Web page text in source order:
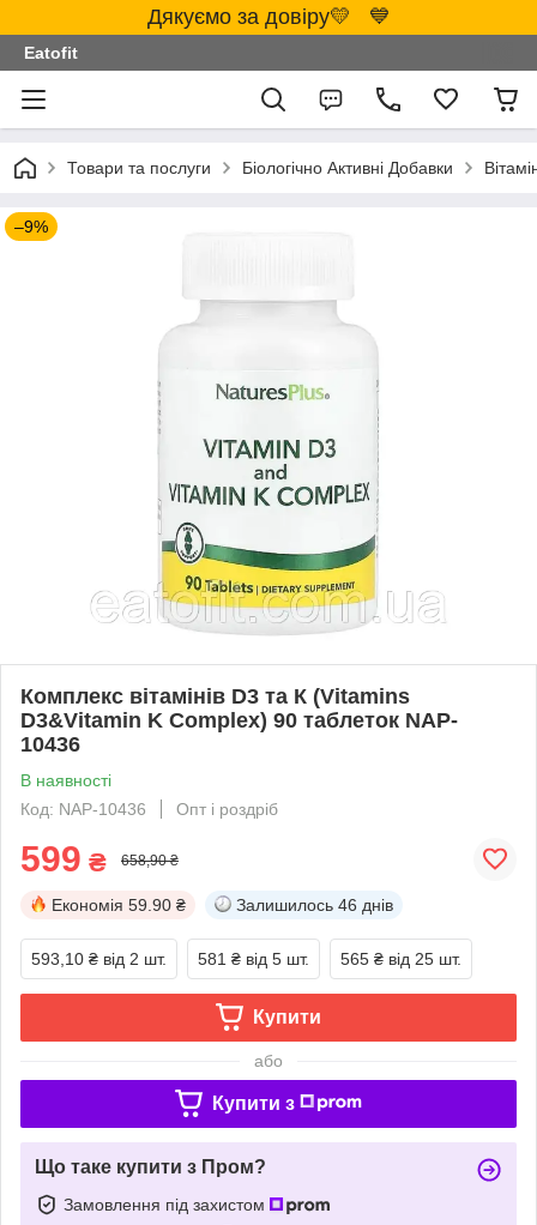
Дякуємо за довіру💛 💙
Eatofit
Товари та послуги Біологічно Активні Добавки
–9%
Комплекс вітамінів D3 та К (Vitamins
D3&Vitamin K Complex) 90 таблеток NAP-
10436
В наявності
Код: NAP-10436
Опт і роздріб
599 ₴ 658,90 ₴
Економія 59.90 ₴ Залишилось 46 днів
593,10 ₴ від 2 шт. 581 ₴ від 5 шт. 565 ₴ від 25 шт.
Купити
або
Купити з
Що таке купити з Пром?
Замовлення під захистом